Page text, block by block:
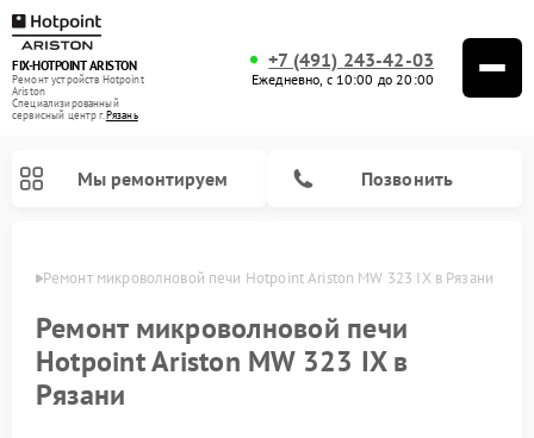
FIX-HOTPOINT ARISTON
Ремонт устройств Hotpoint
Ariston
Специализированный
cервисный центр г.Рязань
+7 (491) 243-42-03
Ежедневно, с 10:00 до 20:00
Мы ремонтируем Позвонить
Ремонт микроволновой печи Hotpoint Ariston MW 323 IX в Рязани
Ремонт микроволновой печи
Hotpoint Ariston MW 323 IX в
Рязани